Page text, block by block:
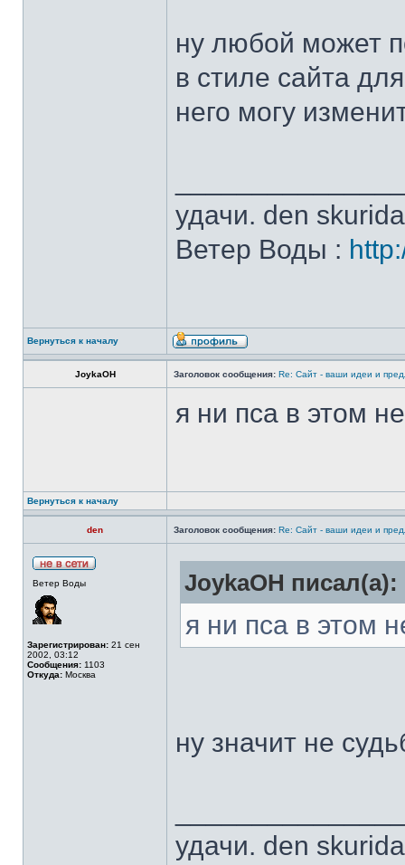
ну любой может
в стиле сайта
него могу
удачи. den
Ветер Воды :
Вернуться к началу
JoykaOH Заголовок сообщения: Re: Сайт - ваши идеи и
я ни пса в этом
Вернуться к началу
den Заголовок сообщения: Re: Сайт - ваши идеи и
Ветер Воды
Зарегистрирован: 21 сен
2002, 03:12
Сообщения: 1103
Откуда: Москва
JoykaOH писал(а):
я ни пса в этом
ну значит не
удачи. den